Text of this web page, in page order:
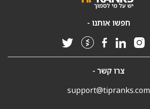
חפשו אותנו -
צרו קשר -
support@tipranks.com